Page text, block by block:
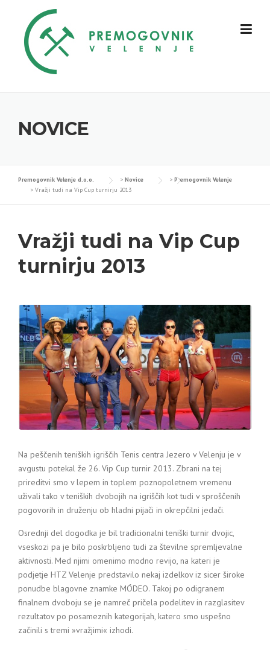
content
NOVICE
Premogovnik Velenje d.o.o. > Novice > Premogovnik Velenje
> Vražji tudi na Vip Cup turnirju 2013
Vražji tudi na Vip Cup
turnirju 2013
Na peščenih teniških igriščih Tenis centra Jezero v Velenju je v
avgustu potekal že 26. Vip Cup turnir 2013. Zbrani na tej
prireditvi smo v lepem in toplem poznopoletnem vremenu
uživali tako v teniških dvobojih na igriščih kot tudi v sproščenih
pogovorih in druženju ob hladni pijači in okrepčilni jedači.
Osrednji del dogodka je bil tradicionalni teniški turnir dvojic,
vseskozi pa je bilo poskrbljeno tudi za številne spremljevalne
aktivnosti. Med njimi omenimo modno revijo, na kateri je
podjetje HTZ Velenje predstavilo nekaj izdelkov iz sicer široke
ponudbe blagovne znamke MÓDEO. Takoj po odigranem
finalnem dvoboju se je namreč pričela podelitev in razglasitev
rezultatov po posameznih kategorijah, katero smo uspešno
začinili s tremi »vražjimi« izhodi.